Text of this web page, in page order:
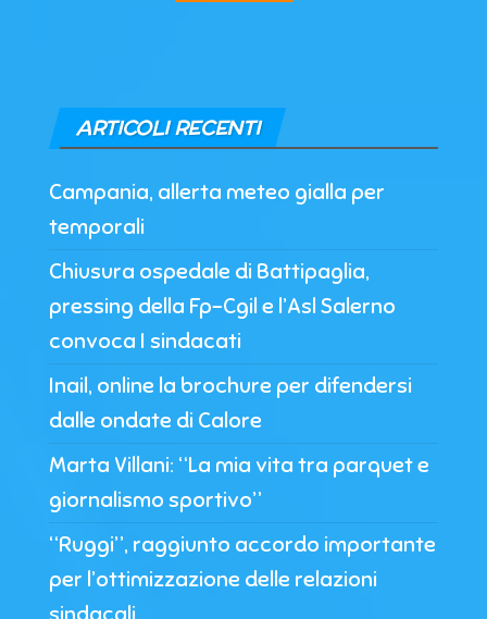
ARTICOLI RECENTI
Campania, allerta meteo gialla per
temporali
Chiusura ospedale di Battipaglia,
pressing della Fp-Cgil e l’Asl Salerno
convoca I sindacati
Inail, online la brochure per difendersi
dalle ondate di Calore
Marta Villani: “La mia vita tra parquet e
giornalismo sportivo”
“Ruggi”, raggiunto accordo importante
per l’ottimizzazione delle relazioni